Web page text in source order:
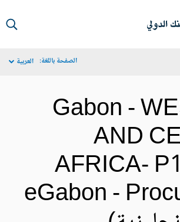
الصفحة باللغة: العربية
Gabon -
AND
AFRICA-
eGabon -